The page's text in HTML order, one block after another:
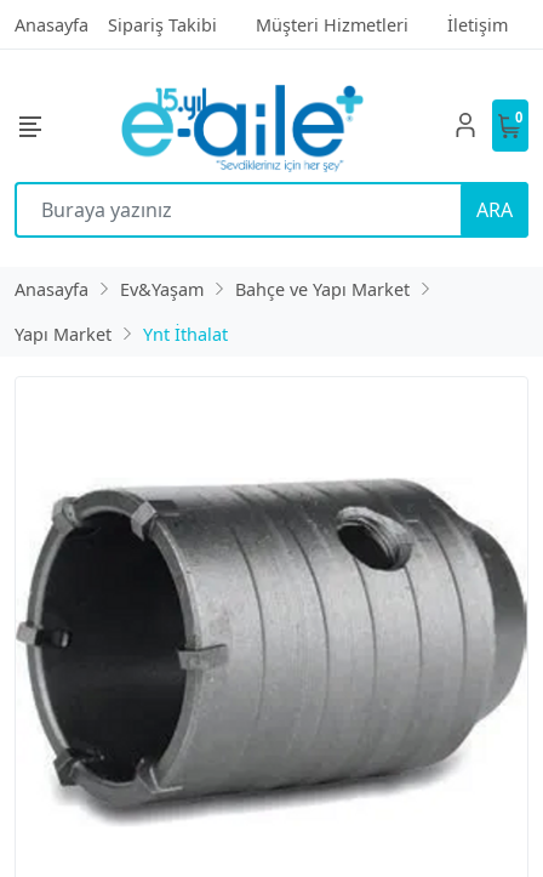
Anasayfa Sipariş Takibi Müşteri Hizmetleri İletişim
ARA
0
Anasayfa Ev&Yaşam
Bahçe ve Yapı Market
Yapı Market
Ynt İthalat